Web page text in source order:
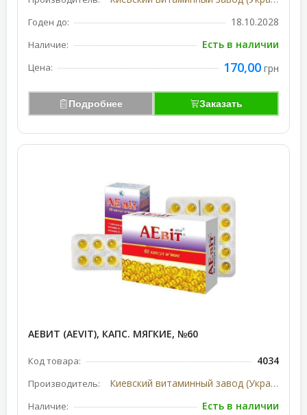
Годен до: 18.10.2028
Наличие: Есть в наличии
Цена: 170,00 грн
Подробнее Заказать
АЕВИТ (AEVIT), КАПС. МЯГКИЕ, №60
Код товара: 4034
Производитель: Киевский витаминный завод (Украина)
Наличие: Есть в наличии